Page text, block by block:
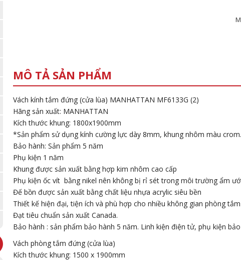
MÔ TẢ SẢN PHẨM
Vách kính tắm đứng (cửa lùa) MANHATTAN MF6133G (2)
Hãng sản xuất: MANHATTAN
Kích thước khung: 1800x1900mm
*Sản phẩm sử dụng kính cường lực dày 8mm, khung nhôm màu crom.
Bảo hành: Sản phẩm 5 năm
Phụ kiện 1 năm
Khung được sản xuất bằng hợp kim nhôm cao cấp
Phụ kiện ốc vít bằng nikel nên không bị rỉ sét trong môi trường ẩm
Đế bồn được sản xuất bằng chất liệu nhựa acrylic siêu bền
Thiết kế hiện đại, tiện ích và phù hợp cho nhiều không gian phòng
Đạt tiêu chuẩn sản xuất Canada.
Bảo hành : sản phẩm bảo hành 5 năm. Linh kiện điện tử, phụ kiện
Vách phòng tắm đứng (cửa lùa)
Kích thước khung: 1500 x 1900mm